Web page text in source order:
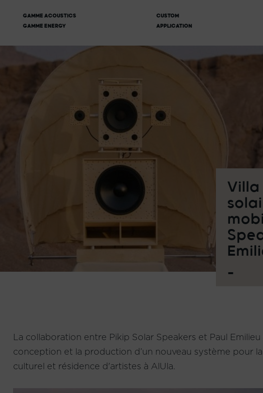
GAMME ACOUSTICS
GAMME ENERGY
CUSTOM
APPLICATION
Villa
La collaboration entre Pikip Solar Speakers et Paul
conception et la production d’un nouveau système pour la
culturel et résidence d'artistes à AlUla.